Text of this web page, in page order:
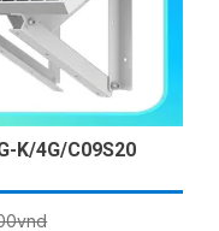
K/4G/C09S20